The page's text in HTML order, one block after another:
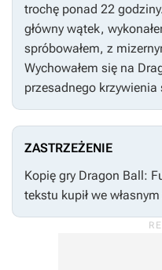
trochę ponad 22
główny wątek,
spróbowałem, z
Wychowałem się na
przesadnego
ZASTRZEŻENIE
Kopię gry Dragon Ball:
tekstu kupił we